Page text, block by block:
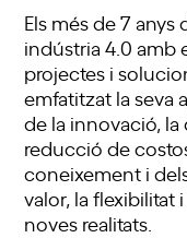
Els més de7anys
indústria 4.0 amb
projectes i
emfatitzat la seva
de la innovació,
reducció de
coneixement i
valor, la flexibilitat
noves realitats.